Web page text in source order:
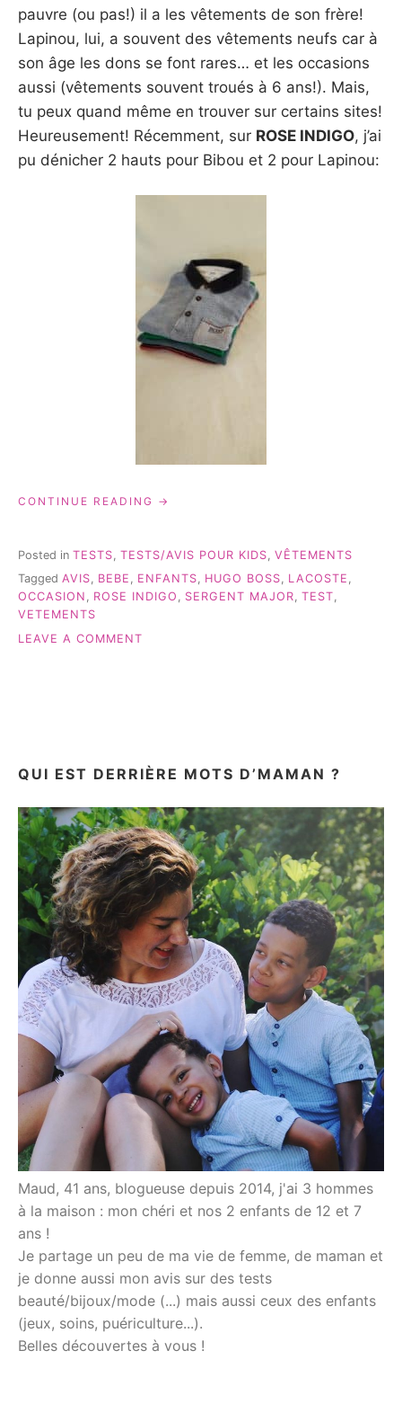
pauvre (ou pas!) il a les vêtements de son frère!
Lapinou, lui, a souvent des vêtements neufs car à
son âge les dons se font rares… et les occasions
aussi (vêtements souvent troués à 6 ans!). Mais,
tu peux quand même en trouver sur certains sites!
Heureusement! Récemment, sur ROSE INDIGO, j’ai
pu dénicher 2 hauts pour Bibou et 2 pour Lapinou:
CONTINUE READING « ROSE
DE
D’OCCASION! »
Posted in TESTS TESTS/AVIS POUR KIDS VÊTEMENTS
Tagged AVIS, BEBE , ENFANTS, HUGO BOSS, LACOSTE ,
OCCASION , ROSE INDIGO , SERGENT MAJOR, TEST,
VETEMENTS
LEAVE A COMMENT
QUI EST DERRIÈRE MOTS D’MAMAN ?
Maud, 41 ans, blogueuse depuis 2014, j'ai 3 hommes
à la maison : mon chéri et nos 2 enfants de 12 et 7
ans !
Je partage un peu de ma vie de femme, de maman et
je donne aussi mon avis sur des tests
beauté/bijoux/mode (...) mais aussi ceux des enfants
(jeux, soins, puériculture...).
Belles découvertes à vous !